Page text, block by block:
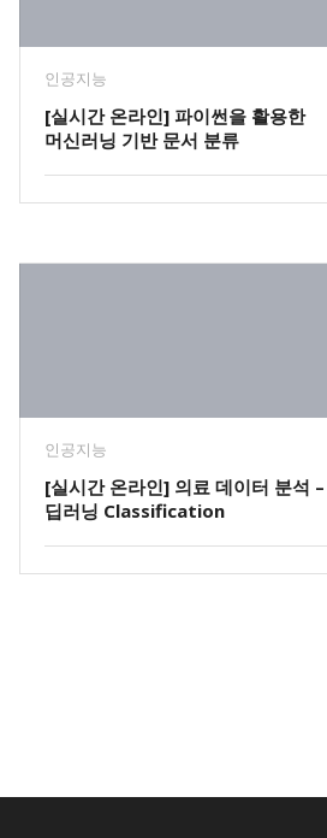
인공지능
[실시간 온라인] 파이썬을 활용한
머신러닝 기반 문서 분류
인공지능
[실시간 온라인] 의료 데이터 분석 –
딥러닝 Classification